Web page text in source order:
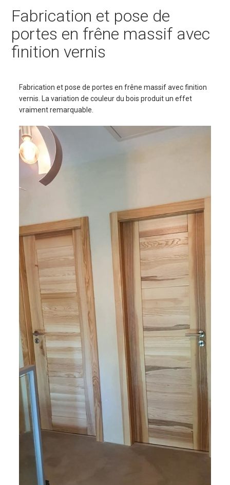
Fabrication et pose de
portes en frêne massif avec
finition vernis
Fabrication et pose de portes en frêne massif avec finition
vernis. La variation de couleur du bois produit un effet
vraiment remarquable.